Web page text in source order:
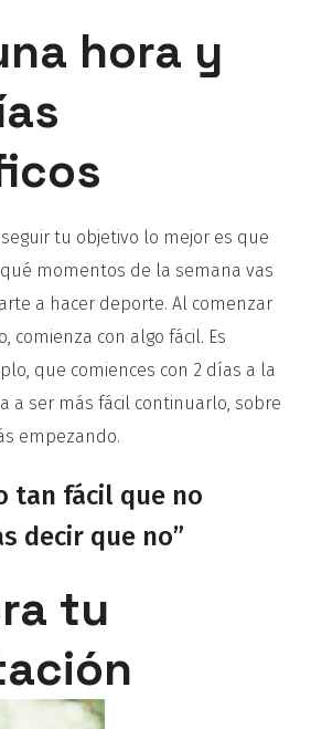
hora y
tu objetivo lo mejor es que
momentos de la semana vas
a hacer deporte. Al comenzar
comienza con algo fácil. Es
que comiences con 2 días a la
a ser más fácil continuarlo, sobre
empezando.
tan fácil que no
decir que no”
tu